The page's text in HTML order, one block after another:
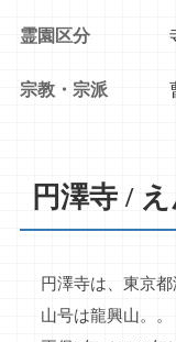
霊園区分
宗教・宗派
円澤寺 /
円澤寺は、東京
山号は龍興山。。